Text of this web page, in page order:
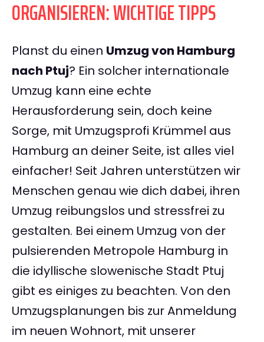
ORGANISIEREN: WICHTIGE TIPPS
Planst du einen Umzug von Hamburg
nach Ptuj? Ein solcher internationale
Umzug kann eine echte
Herausforderung sein, doch keine
Sorge, mit Umzugsprofi Krümmel aus
Hamburg an deiner Seite, ist alles viel
einfacher! Seit Jahren unterstützen wir
Menschen genau wie dich dabei, ihren
Umzug reibungslos und stressfrei zu
gestalten. Bei einem Umzug von der
pulsierenden Metropole Hamburg in
die idyllische slowenische Stadt Ptuj
gibt es einiges zu beachten. Von den
Umzugsplanungen bis zur Anmeldung
im neuen Wohnort, mit unserer